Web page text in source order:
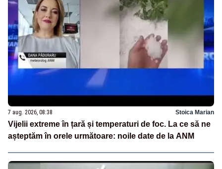
7 aug. 2026, 08:38 Stoica Marian
Vijelii extreme în țară și temperaturi de foc. La ce să ne
așteptăm în orele următoare: noile date de la ANM